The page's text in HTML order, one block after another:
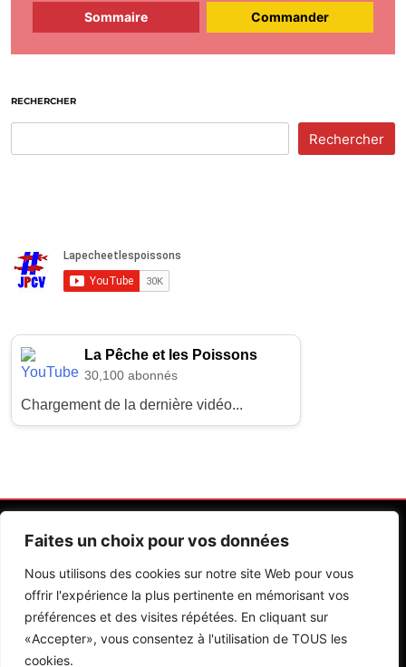
Faites un choix pour vos données
Nous utilisons des cookies sur notre site Web pour vous
offrir l'expérience la plus pertinente en mémorisant vos
préférences et des visites répétées. En cliquant sur
«Accepter», vous consentez à l'utilisation de TOUS les
cookies.
Sommaire Commander
RECHERCHER
Rechercher
La Pêche et les Poissons
30,100 abonnés
Chargement de la dernière vidéo...
Contactez Nos Rédactions Mentions Légales